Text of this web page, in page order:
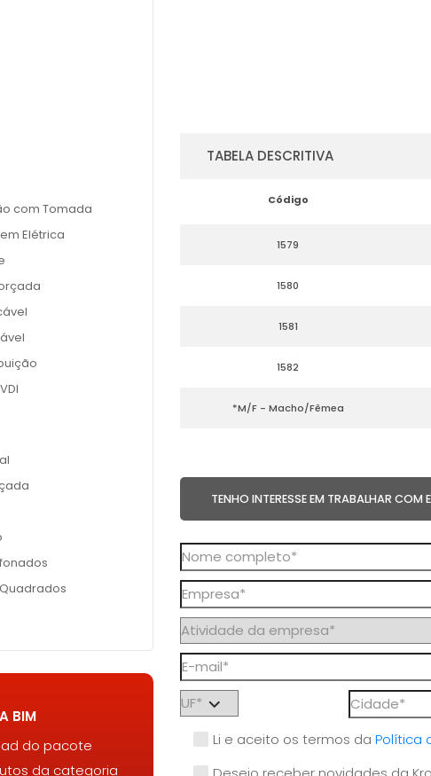
com Tomada
Elétrica
BIM
do pacote
da categoria
TABELA DESCRITIVA
Código
1579
1580
1581
1582
*M/F - Macho/Fêmea
TENHO INTERESSE EM TRABALHAR COM
Li e aceito os termos da Política